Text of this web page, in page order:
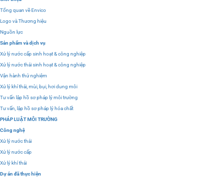
Tổng quan về Envico
Logo và Thương hiệu
Nguồn lực
Sản phẩm và dịch vụ
Xử lý nước cấp sinh hoạt & công nghiệp
Xử lý nước thải sinh hoạt & công nghiệp
Vận hành thử nghiệm
Xử lý khí thải, mùi, bụi, hơi dung môi
Tư vấn lập hồ sơ pháp lý môi trường
Tư vấn, lập hồ sơ pháp lý hóa chất
PHÁP LUẬT MÔI TRƯỜNG
Công nghệ
Xử lý nước thải
Xử lý nước cấp
Xử lý khí thải
Dự án đã thực hiện